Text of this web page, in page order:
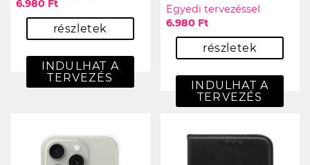
6.980 Ft
részletek
INDULHAT A
TERVEZÉS
Egyedi tervezéssel
6.980 Ft
részletek
INDULHAT A
TERVEZÉS